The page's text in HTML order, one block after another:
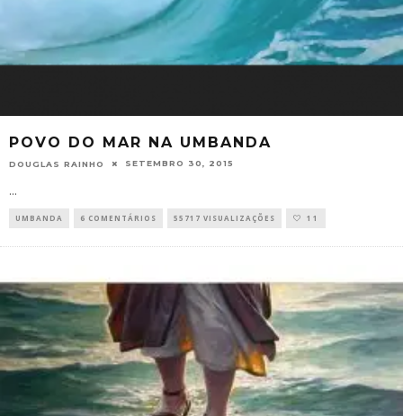
POVO DO MAR NA UMBANDA
DOUGLAS RAINHO SETEMBRO 30, 2015
...
UMBANDA 6 COMENTÁRIOS 55717 VISUALIZAÇÕES 11